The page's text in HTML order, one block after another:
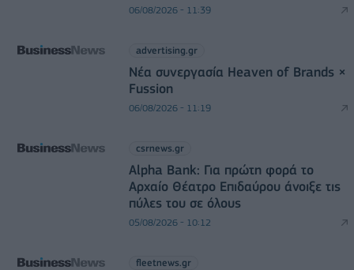
06/08/2026 - 11:39
advertising.gr
Νέα συνεργασία Heaven of Brands ×
Fussion
06/08/2026 - 11:19
csrnews.gr
Alpha Bank: Για πρώτη φορά το
Αρχαίο Θέατρο Επιδαύρου άνοιξε τις
πύλες του σε όλους
05/08/2026 - 10:12
fleetnews.gr